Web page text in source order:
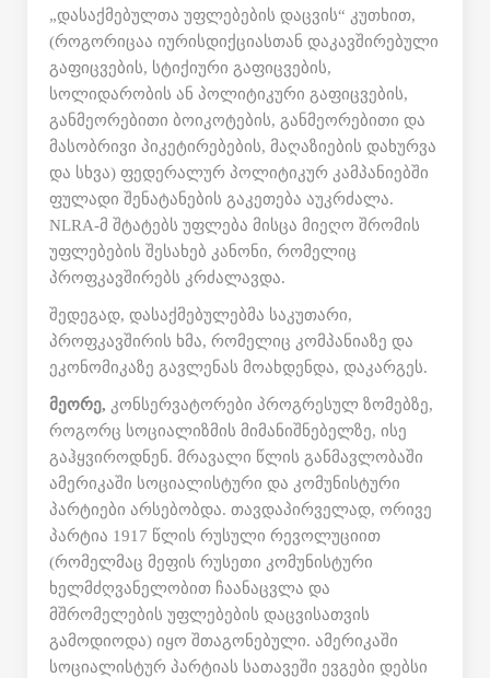
„დასაქმებულთა უფლებების დაცვის“ კუთხით,
(როგორიცაა იურისდიქციასთან დაკავშირებული
გაფიცვების, სტიქიური გაფიცვების,
სოლიდარობის ან პოლიტიკური გაფიცვების,
განმეორებითი ბოიკოტების, განმეორებითი და
მასობრივი პიკეტირებების, მაღაზიების დახურვა
და სხვა) ფედერალურ პოლიტიკურ კამპანიებში
ფულადი შენატანების გაკეთება აუკრძალა.
NLRA-მ შტატებს უფლება მისცა მიეღო შრომის
უფლებების შესახებ კანონი, რომელიც
პროფკავშირებს კრძალავდა.
შედეგად, დასაქმებულებმა საკუთარი,
პროფკავშირის ხმა, რომელიც კომპანიაზე და
ეკონომიკაზე გავლენას მოახდენდა, დაკარგეს.
მეორე, კონსერვატორები პროგრესულ ზომებზე,
როგორც სოციალიზმის მიმანიშნებელზე, ისე
გაჰყვიროდნენ. მრავალი წლის განმავლობაში
ამერიკაში სოციალისტური და კომუნისტური
პარტიები არსებობდა. თავდაპირველად, ორივე
პარტია 1917 წლის რუსული რევოლუციით
(რომელმაც მეფის რუსეთი კომუნისტური
ხელმძღვანელობით ჩაანაცვლა და
მშრომელების უფლებების დაცვისათვის
გამოდიოდა) იყო შთაგონებული. ამერიკაში
სოციალისტურ პარტიას სათავეში ევგები დებსი